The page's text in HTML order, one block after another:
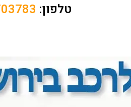
טלפון: